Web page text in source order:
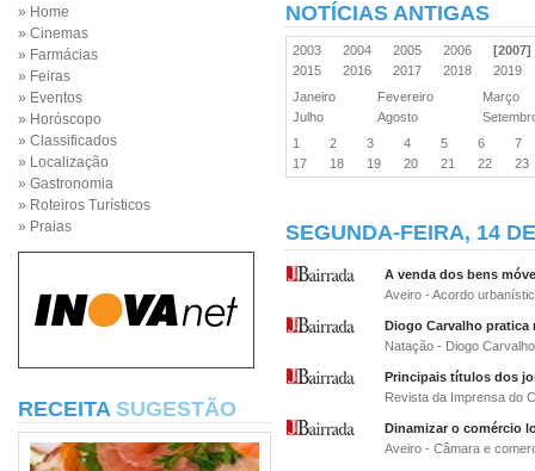
» Home
» Cinemas
» Farmácias
» Feiras
» Eventos
» Horóscopo
» Classificados
» Localização
» Gastronomia
» Roteiros Turísticos
» Praias
RECEITA SUGESTÃO
NOTÍCIAS ANTIGAS
2003 2004 2005 2006
[2007]
2015
2016 2017 2018
2019
Janeiro
Fevereiro
Março
Julho
Agosto
1
2 3 4 5 6
7
17
18 19 20 21 22 23
SEGUNDA-FEIRA, 14
A venda dos bens
Aveiro - Acordo
Diogo Carvalho pratica
Natação - Diogo
Principais títulos dos
Revista da Imprensa do
Dinamizar o comércio
Aveiro - Câmara e